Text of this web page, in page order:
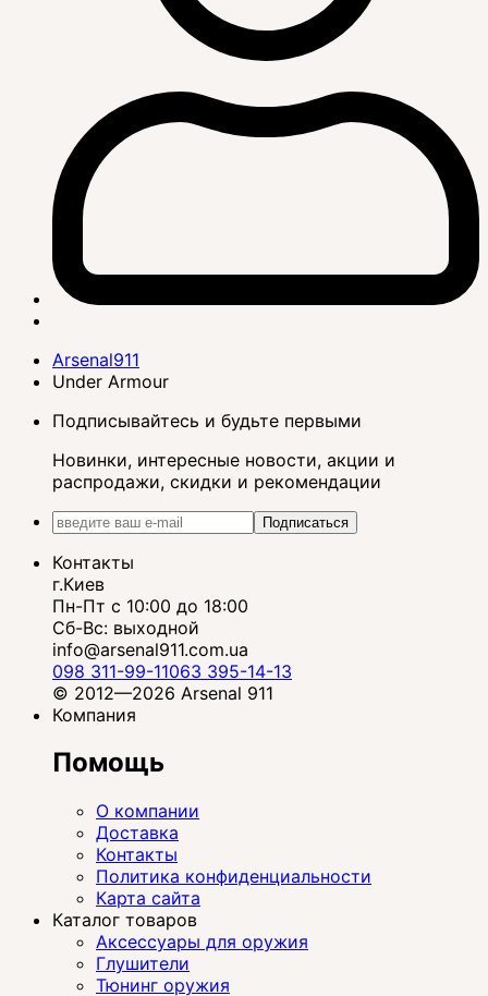
Arsenal911
Under Armour
Подписывайтесь и будьте первыми
Новинки, интересные новости, акции и
распродажи, скидки и рекомендации
Подписаться
Контакты
г.Киев
Пн-Пт с 10:00 до 18:00
Сб-Вс: выходной
info@arsenal911.com.ua
098 311-99-11063 395-14-13
© 2012—2026 Arsenal 911
Компания
Помощь
О компании
Доставка
Контакты
Политика конфиденциальности
Карта сайта
Каталог товаров
Аксессуары для оружия
Глушители
Тюнинг оружия